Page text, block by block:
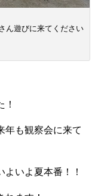
ん遊びに来てください
年も観察会に来て
いよ夏本番！！